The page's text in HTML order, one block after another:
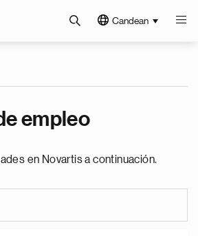
Candean
empleo
en Novartis a continuación.